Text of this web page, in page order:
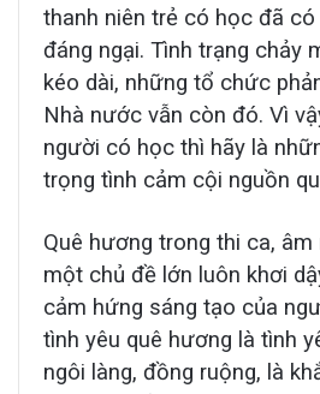
thanh niên trẻ có học đã
đáng ngại. Tình trạng chảy
kéo dài, những tổ chức
Nhà nước vẫn còn đó. Vì
người có học thì hãy là
trọng tình cảm cội nguồn
Quê hương trong thi ca, âm
một chủ đề lớn luôn khơi
cảm hứng sáng tạo của
tình yêu quê hương là tình
ngôi làng, đồng ruộng, là